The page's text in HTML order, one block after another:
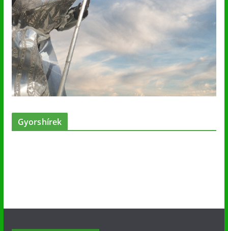
Gyorshírek